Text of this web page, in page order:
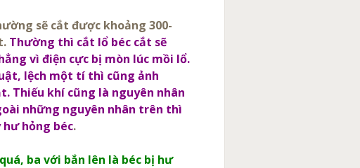
sẽ cắt được khoảng 300-
Thường thì cắt lổ béc cắt sẽ
vì điện cực bị mòn lúc mồi lổ.
lệch một tí thì cũng ảnh
Thiếu khí cũng là nguyên nhân
những nguyên nhân trên thì
hỏng béc.
ba với bắn lên là béc bị hư